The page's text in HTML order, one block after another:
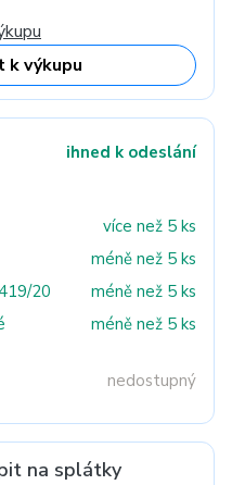
k výkupu
ihned k odeslání
více než 5 ks
méně než 5 ks
20
méně než 5 ks
méně než 5 ks
nedostupný
na splátky